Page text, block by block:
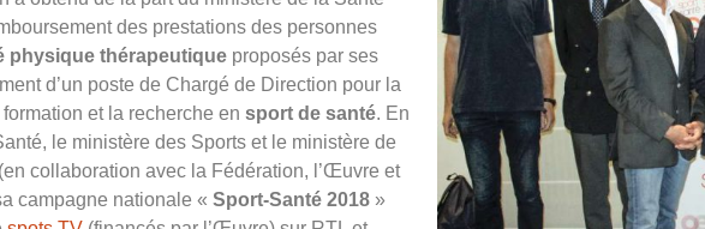
des prestations des personnes
physique thérapeutique proposés par ses
d’un poste de Chargé de Direction pour la
et la recherche en sport de santé. En
le ministère des Sports et le ministère de
collaboration avec la Fédération, l’Œuvre et
campagne nationale « Sport-Santé 2018 »